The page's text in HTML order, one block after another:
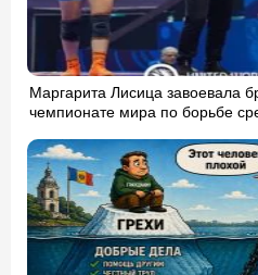
Маргарита Лисица завоевала
чемпионате мира по борьбе